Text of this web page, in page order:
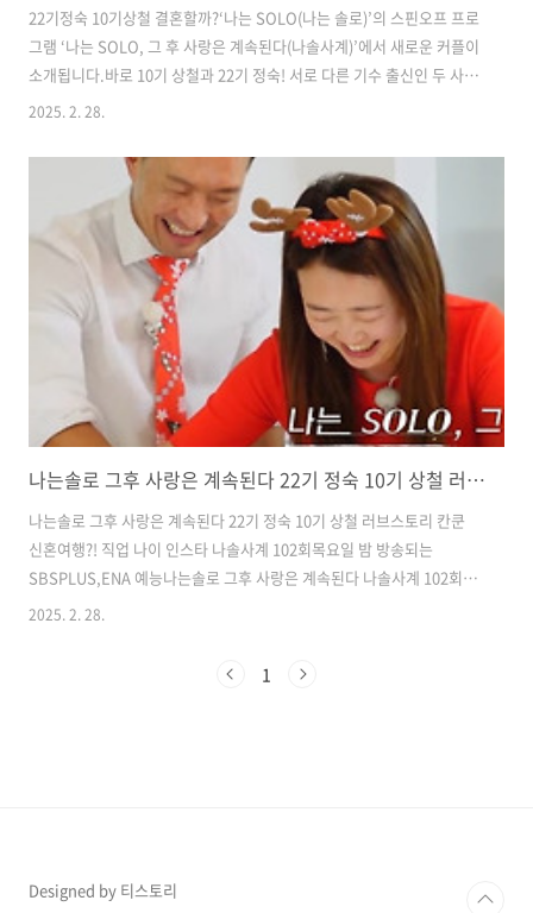
​​22기정숙 10기상철 결혼할까?​​‘나는 SOLO(나는 솔로)’의 스핀오프 프로
그램 ‘나는 SOLO, 그 후 사랑은 계속된다(나솔사계)’에서 새로운 커플이
소개됩니다.​​바로 10기 상철과 22기 정숙! 서로 다른 기수 출신인 두 사람
이 어떻게 사랑에 빠졌는지, 그 이야기가 펼쳐집니다.​10기상철 22기정
돌싱 특집에 출연했고, 22기 정숙은 세 번째 돌싱 특집 출신이에요.원래
방송에서는 만나지 못했지만, 방송 이후 정숙이 먼저 DM을 보냈다고 해
요.​​하지만 상철이 확인을 안 해서(!), 결국 정숙과 친분이 있던 다른 출연
자가 두 사람을 연결해 줬다고 하네요. 이른바 ‘사랑의 큐피드’ 역할을 한
거죠!​장거리 연애도 문제없어!..
2025. 2. 28.
나는솔로 그후 사랑은 계속된다 22기 정숙 10기 상철 러브스토리 칸쿤 신혼여행?! 직업 나이 인스타 나솔사계 102회
나는솔로 그후 사랑은 계속된다 22기 정숙 10기 상철 러브스토리 칸쿤
신혼여행?! 직업 나이 인스타 나솔사계 102회목요일 밤 방송되는
SBSPLUS,ENA 예능나는솔로 그후 사랑은 계속된다 나솔사계 102회에
선 22기 정숙과 10기 상철의 로맨스가 나오는데요.전혀 예상치 못했던
을 보고 포스팅을 했는데 라방에서 둘이 현커라고 해서 어찌나 반갑던지
2025. 2. 28.
1
Designed by 티스토리